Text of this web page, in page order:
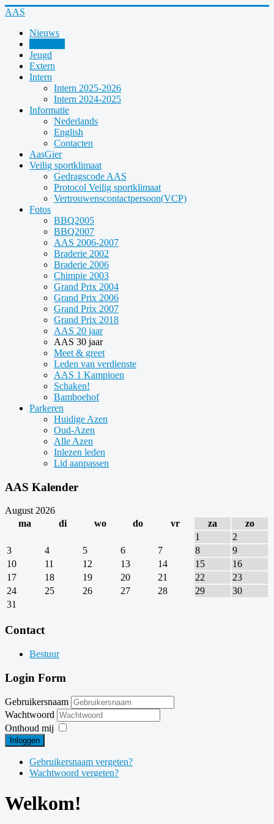
AAS
Nieuws
Jeugd
Extern
Intern
Intern 2025-2026
Intern 2024-2025
Informatie
Nederlands
English
Contacten
AasGier
Veilig sportklimaat
Gedragscode AAS
Protocol Veilig sportklimaat
Vertrouwenscontactpersoon(VCP)
Fotos
BBQ2005
BBQ2007
AAS 2006-2007
Braderie 2002
Braderie 2006
Chimpie 2003
Grand Prix 2004
Grand Prix 2006
Grand Prix 2007
Grand Prix 2018
AAS 20 jaar
AAS 30 jaar
Meet & greet
Leden van verdienste
AAS 1 Kampioen
Schaken!
Bamboehof
Parkeren
Huidige Azen
Oud-Azen
Alle Azen
Inlezen leden
Lid aanpassen
AAS Kalender
Year
Month
Year
Month
August 2026
ma
di wo do vr za
zo
1
2
3
4 5 6 7 8
9
10
11 12 13 14 15
16
17
18 19 20 21 22
23
24
25 26 27 28 29
30
31
Contact
Bestuur
Login Form
Gebruikersnaam
Wachtwoord
Onthoud mij
Inloggen
Gebruikersnaam vergeten?
Wachtwoord vergeten?
Welkom!